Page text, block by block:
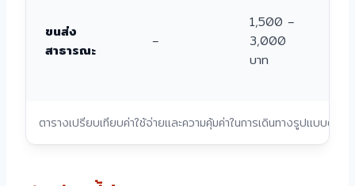
ตารางเปรียบเทียบค่าใช้จ่ายและความคุ้มค่าในการเดินทางรูปแบบต่างๆ
ขนส่ง
สาธารณะ
–
1,500 –
3,000
บาท